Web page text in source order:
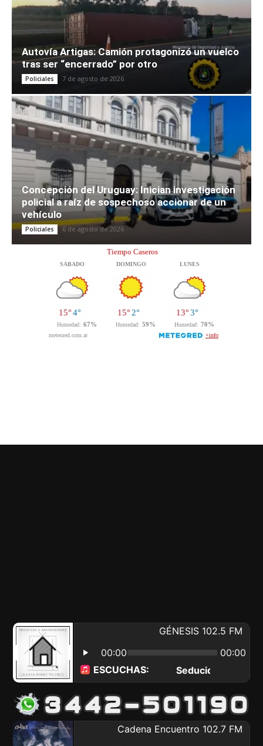
Autovía Artigas: Camión protagonizó un vuelco
tras ser “encerrado” por otro
Policiales 7 de agosto de 2026
Concepción del Uruguay: Inician investigación
policial a raíz de sospechoso accionar de un
vehículo
Policiales 6 de agosto de 2026